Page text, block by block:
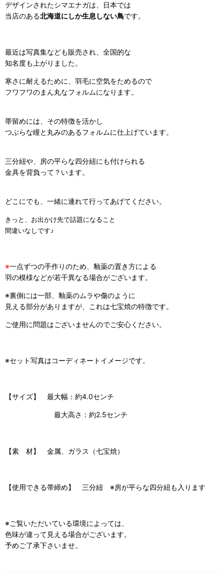
デザインされたシマエナガは、日本では
当店のある北海道にしか生息しない鳥です。
最近は写真集なども販売され、全国的な
知名度も上がりました。
寒さに耐えるために、羽毛に空気をためるので
フワフワのまん丸なフォルムになります。
帯留めには、その特徴を活かし
つぶらな瞳と丸みのあるフォルムに仕上げています。
三分紐や、房の平らな四分紐にも付けられる
金具を背負って？います。
どこにでも、一緒に連れて行ってあげてください。
きっと、お出かけ先で話題になること
間違いなしです♪
※一点ずつの手作りのため、釉薬の置き方による
羽の模様などが若干異なる場合がございます。
※裏側には一部、釉薬のムラや傷のように
見える部分がありますが、これは七宝焼の特徴です。
ご使用に問題はございませんのでご安心ください。
※セット写真はコーディネートイメージです。
【サイズ】 最大幅：約4.0センチ
最大高さ：約2.5センチ
【素 材】 金属、ガラス（七宝焼）
【使用できる帯締め】 三分紐 ※房が平らな四分紐も入ります
※ご覧いただいている環境によっては、
色味が違って見える場合がございます。
予めご了承下さいませ。